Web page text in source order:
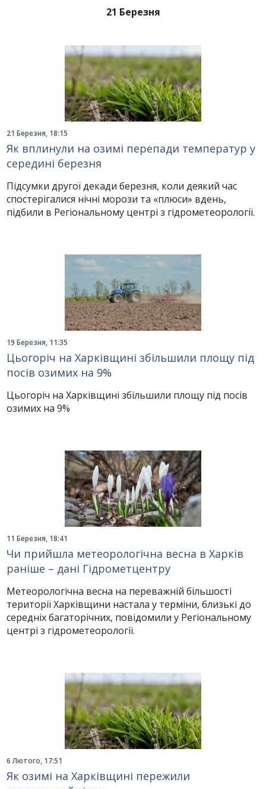
21 Березня
21 Березня, 18:15
Як вплинули на озимі перепади температур у
середині березня
Підсумки другої декади березня, коли деякий час
спостерігалися нічні морози та «плюси» вдень,
підбили в Регіональному центрі з гідрометеорології.
19 Березня, 11:35
Цьогоріч на Харківщині збільшили площу під
посів озимих на 9%
Цьогоріч на Харківщині збільшили площу під посів
озимих на 9%
11 Березня, 18:41
Чи прийшла метеорологічна весна в Харків
раніше – дані Гідрометцентру
Метеорологічна весна на переважній більшості
території Харківщини настала у терміни, близькі до
середніх багаторічних, повідомили у Регіональному
центрі з гідрометеорології.
6 Лютого, 17:51
Як озимі на Харківщині пережили